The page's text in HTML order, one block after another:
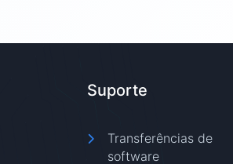
Suporte
Transferências de
software